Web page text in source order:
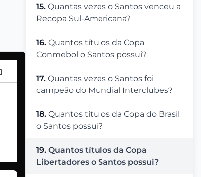
15. Quantas vezes o Santos venceu a
Recopa Sul-Americana?
16. Quantos títulos da Copa
Conmebol o Santos possui?
17. Quantas vezes o Santos foi
campeão do Mundial Interclubes?
18. Quantos títulos da Copa do Brasil
o Santos possui?
19. Quantos títulos da Copa
Libertadores o Santos possui?